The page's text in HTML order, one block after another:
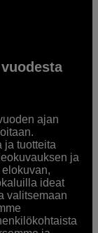
ajan
ja tuotteita
ja
ideat
valitsemaan